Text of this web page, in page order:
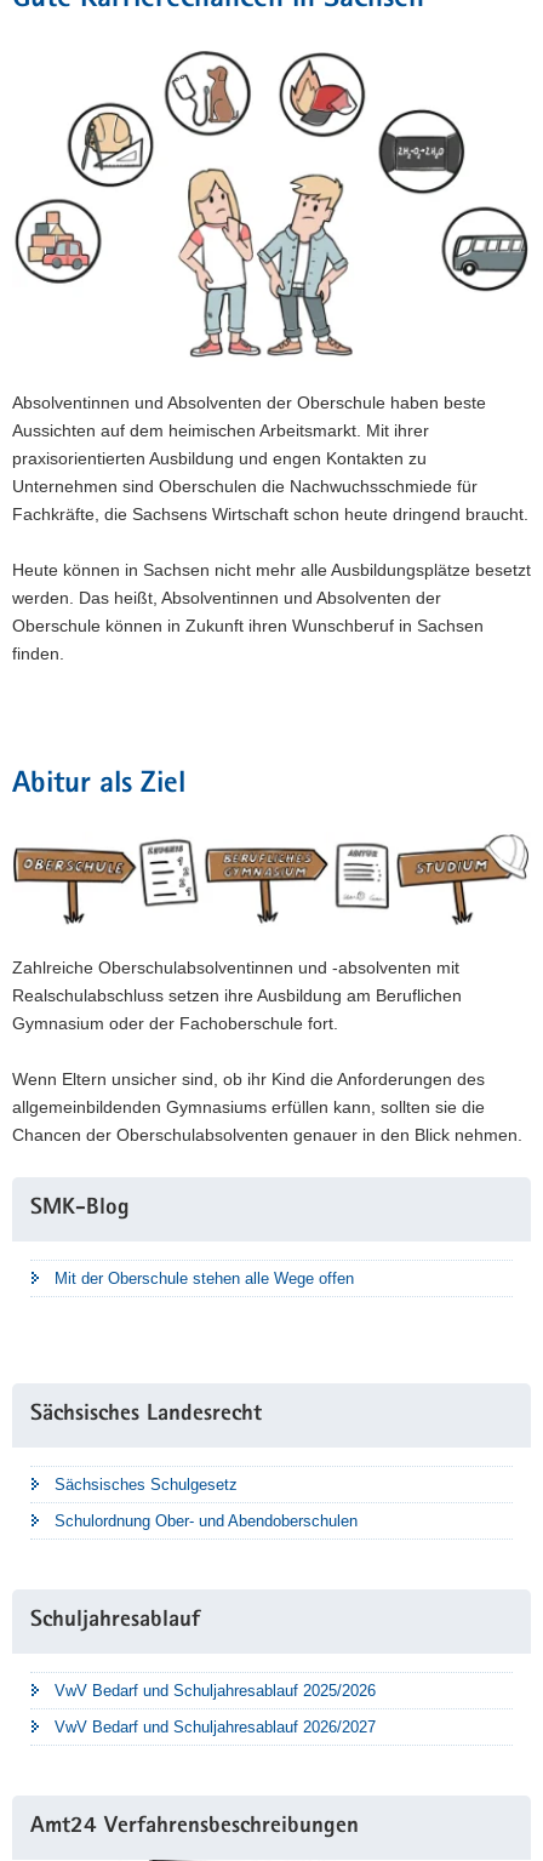
Absolventinnen und Absolventen der Oberschule haben beste
Aussichten auf dem heimischen Arbeitsmarkt. Mit ihrer
praxisorientierten Ausbildung und engen Kontakten zu
Unternehmen sind Oberschulen die Nachwuchsschmiede für
Fachkräfte, die Sachsens Wirtschaft schon heute dringend braucht.
Heute können in Sachsen nicht mehr alle Ausbildungsplätze besetzt
werden. Das heißt, Absolventinnen und Absolventen der
Oberschule können in Zukunft ihren Wunschberuf in Sachsen
finden.
Abitur als Ziel
Zahlreiche Oberschulabsolventinnen und -absolventen mit
Realschulabschluss setzen ihre Ausbildung am Beruflichen
Gymnasium oder der Fachoberschule fort.
Wenn Eltern unsicher sind, ob ihr Kind die Anforderungen des
allgemeinbildenden Gymnasiums erfüllen kann, sollten sie die
Chancen der Oberschulabsolventen genauer in den Blick nehmen.
Information
SMK-Blog
Mit der Oberschule stehen alle Wege offen
Sächsisches Landesrecht
Sächsisches Schulgesetz
Schulordnung Ober- und Abendoberschulen
Schuljahresablauf
VwV Bedarf und Schuljahresablauf 2025/2026
VwV Bedarf und Schuljahresablauf 2026/2027
Amt24 Verfahrensbeschreibungen